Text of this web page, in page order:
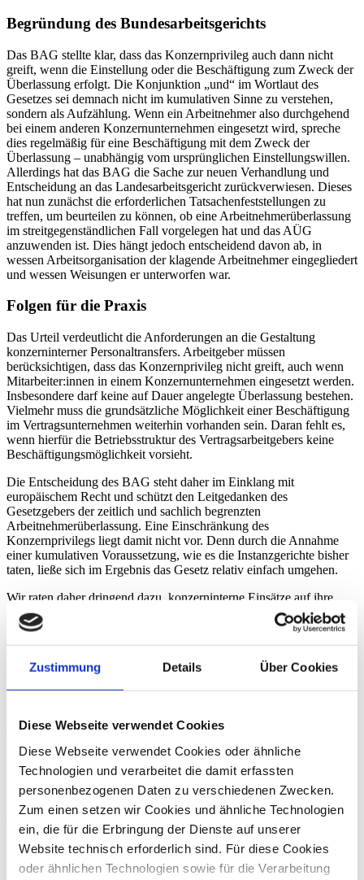
Zustimmung Details Über Cookies
Diese Webseite verwendet Cookies
Diese Webseite verwendet Cookies oder ähnliche
Technologien und verarbeitet die damit erfassten
personenbezogenen Daten zu verschiedenen Zwecken.
Zum einen setzen wir Cookies und ähnliche Technologien
ein, die für die Erbringung der Dienste auf unserer
Website technisch erforderlich sind. Für diese Cookies
oder ähnlichen Technologien sowie für die Verarbeitung
Begründung des Bundesarbeitsgerichts
Das BAG stellte klar, dass das Konzernprivileg auch dann nicht
greift, wenn die Einstellung oder die Beschäftigung zum Zweck der
Überlassung erfolgt. Die Konjunktion „und“ im Wortlaut des
Gesetzes sei demnach nicht im kumulativen Sinne zu verstehen,
sondern als Aufzählung. Wenn ein Arbeitnehmer also durchgehend
bei einem anderen Konzernunternehmen eingesetzt wird, spreche
dies regelmäßig für eine Beschäftigung mit dem Zweck der
Überlassung – unabhängig vom ursprünglichen Einstellungswillen.
Allerdings hat das BAG die Sache zur neuen Verhandlung und
Entscheidung an das Landesarbeitsgericht zurückverwiesen. Dieses
hat nun zunächst die erforderlichen Tatsachenfeststellungen zu
treffen, um beurteilen zu können, ob eine Arbeitnehmerüberlassung
im streitgegenständlichen Fall vorgelegen hat und das AÜG
anzuwenden ist. Dies hängt jedoch entscheidend davon ab, in
wessen Arbeitsorganisation der klagende Arbeitnehmer eingegliedert
und wessen Weisungen er unterworfen war.
Folgen für die Praxis
Das Urteil verdeutlicht die Anforderungen an die Gestaltung
konzerninterner Personaltransfers. Arbeitgeber müssen
berücksichtigen, dass das Konzernprivileg nicht greift, auch wenn
Mitarbeiter:innen in einem Konzernunternehmen eingesetzt werden.
Insbesondere darf keine auf Dauer angelegte Überlassung bestehen.
Vielmehr muss die grundsätzliche Möglichkeit einer Beschäftigung
im Vertragsunternehmen weiterhin vorhanden sein. Daran fehlt es,
wenn hierfür die Betriebsstruktur des Vertragsarbeitgebers keine
Beschäftigungsmöglichkeit vorsieht.
Die Entscheidung des BAG steht daher im Einklang mit
europäischem Recht und schützt den Leitgedanken des
Gesetzgebers der zeitlich und sachlich begrenzten
Arbeitnehmerüberlassung. Eine Einschränkung des
Konzernprivilegs liegt damit nicht vor. Denn durch die Annahme
einer kumulativen Voraussetzung, wie es die Instanzgerichte bisher
taten, ließe sich im Ergebnis das Gesetz relativ einfach umgehen.
Wir raten daher dringend dazu, konzerninterne Einsätze auf ihre
arbeitsrechtliche Zulässigkeit hin zu überprüfen. Eine dauerhafte
Überlassung ohne Erlaubnis kann nämlich nicht nur zur
sich ziehen.
Zurück
Michael Huth
Rechtsanwalt, Fachanwalt für Arbeitsrecht
Zum Profil von Michael Huth
Julia-Isabel Hemsing